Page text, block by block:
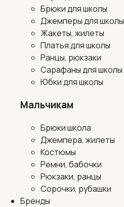
Брюки для школы
Джемперы для школы
Жакеты, жилеты
Платья для школы
Ранцы, рюкзаки
Сарафаны для школы
Юбки для школы
Мальчикам
Брюки школа
Джемпера, жилеты
Костюмы
Ремни, бабочки
Рюкзаки, ранцы
Сорочки, рубашки
Бренды